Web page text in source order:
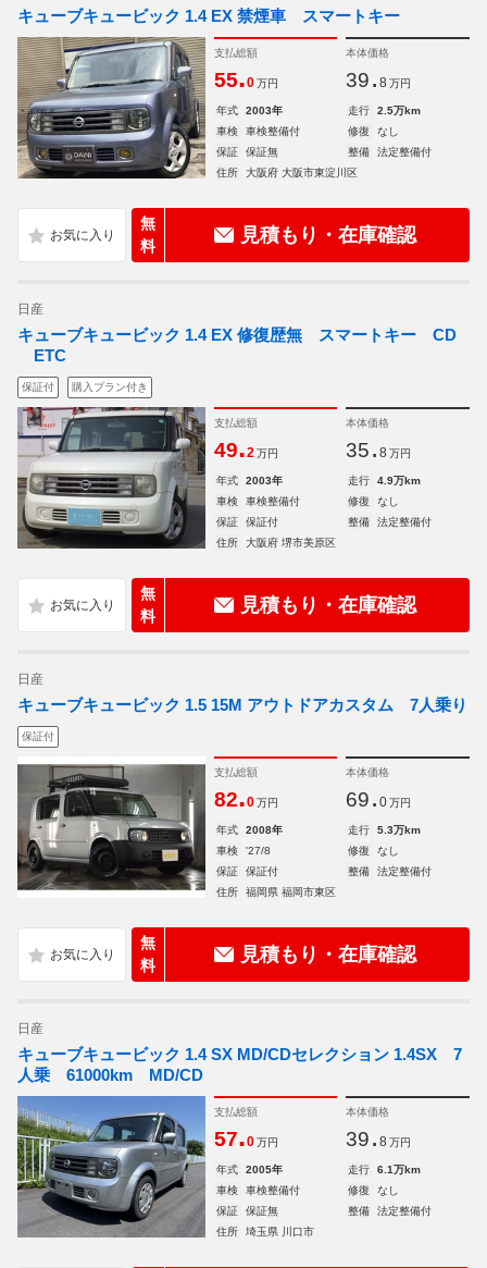
キューブキュービック 1.4 EX 禁煙車 スマートキー
支払総額
55.0 万円
本体価格
39. 8 万円
年式 2003年 走行
2.5万km
車検
車検整備付 修復
なし
保証
保証無 整備
法定整備付
住所
大阪府 大阪市東淀川区
無
料
見積もり・在庫確認
日産
キューブキュービック 1.4 EX 修復歴無 スマートキー CD
ETC
保証付 購入プラン付き
支払総額
49.2 万円
本体価格
35. 8 万円
年式 2003年 走行
4.9万km
車検
車検整備付 修復
なし
保証
保証付 整備
法定整備付
住所
大阪府 堺市美原区
無
料
見積もり・在庫確認
日産
キューブキュービック 1.5 15M アウトドアカスタム 7人乗り
保証付
支払総額
82.0 万円
本体価格
69. 0 万円
年式 2008年 走行
5.3万km
車検
'27/8 修復
なし
保証
保証付 整備
法定整備付
住所
福岡県 福岡市東区
無
料
見積もり・在庫確認
日産
キューブキュービック 1.4 SX MD/CDセレクション 1.4SX 7
人乗 61000km MD/CD
支払総額
57.0 万円
本体価格
39. 8 万円
年式 2005年 走行
6.1万km
車検
車検整備付 修復
なし
保証
保証無 整備
法定整備付
住所
埼玉県 川口市